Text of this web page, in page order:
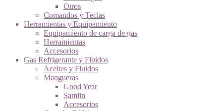
Otros
Comandos y Teclas
Herramientas y Equipamiento
Equipamiento de carga de gas
Herramientas
Accesorios
Gas Refrigerante y Fluidos
Aceites y Fluidos
Mangueras
Good Year
Samlin
Accesorios